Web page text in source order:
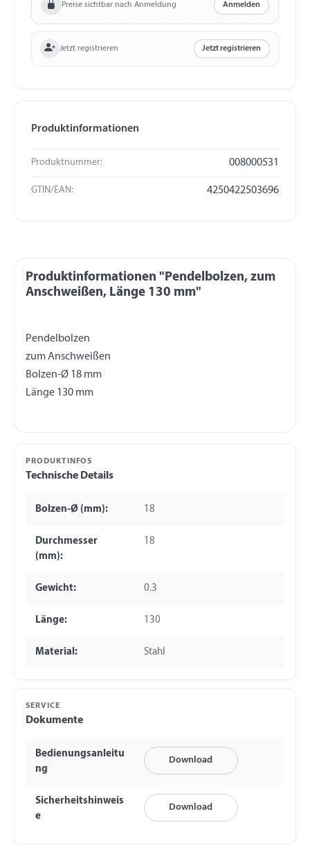
Preise sichtbar nach Anmeldung Anmelden
Jetzt registrieren Jetzt registrieren
Produktinformationen
Produktnummer: 008000531
GTIN/EAN: 4250422503696
Produktinformationen "Pendelbolzen, zum
Anschweißen, Länge 130 mm"
Pendelbolzen
zum Anschweißen
Bolzen-Ø 18 mm
PRODUKTINFOS
Technische Details
Bolzen-Ø (mm): 18
Durchmesser
(mm):
18
Gewicht: 0.3
Länge: 130
Material: Stahl
SERVICE
Dokumente
Bedienungsanleitu
ng
Download
Sicherheitshinweis
e
Download